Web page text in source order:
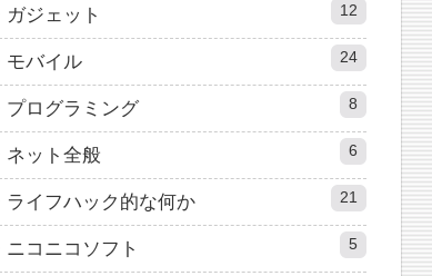
ガジェット 12
モバイル 24
プログラミング 8
ネット全般 6
ライフハック的な何か 21
ニコニコソフト 5